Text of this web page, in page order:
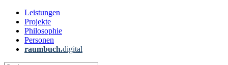
Leistungen
Projekte
Philosophie
Personen
raumbuch.digital